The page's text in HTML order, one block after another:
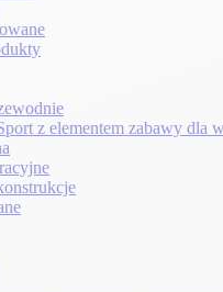
z elementem zabawy dla